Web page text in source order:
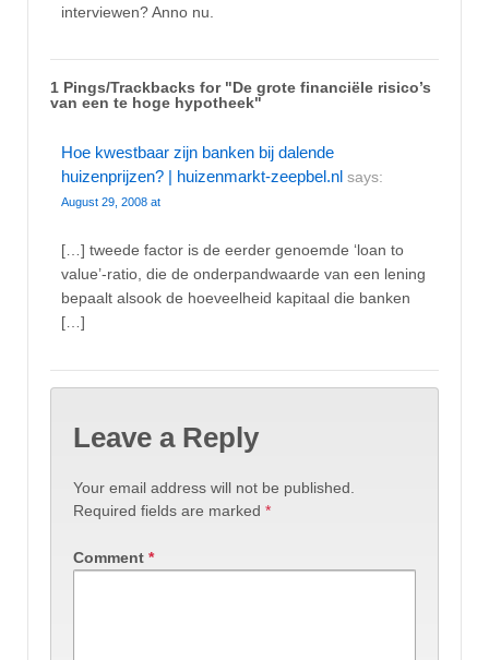
interviewen? Anno nu.
1 Pings/Trackbacks for "De grote financiële risico’s
van een te hoge hypotheek"
Hoe kwestbaar zijn banken bij dalende
huizenprijzen? | huizenmarkt-zeepbel.nl says:
August 29, 2008 at
[…] tweede factor is de eerder genoemde ‘loan to
value’-ratio, die de onderpandwaarde van een lening
bepaalt alsook de hoeveelheid kapitaal die banken
[…]
Leave a Reply
Your email address will not be published.
Required fields are marked *
Comment *